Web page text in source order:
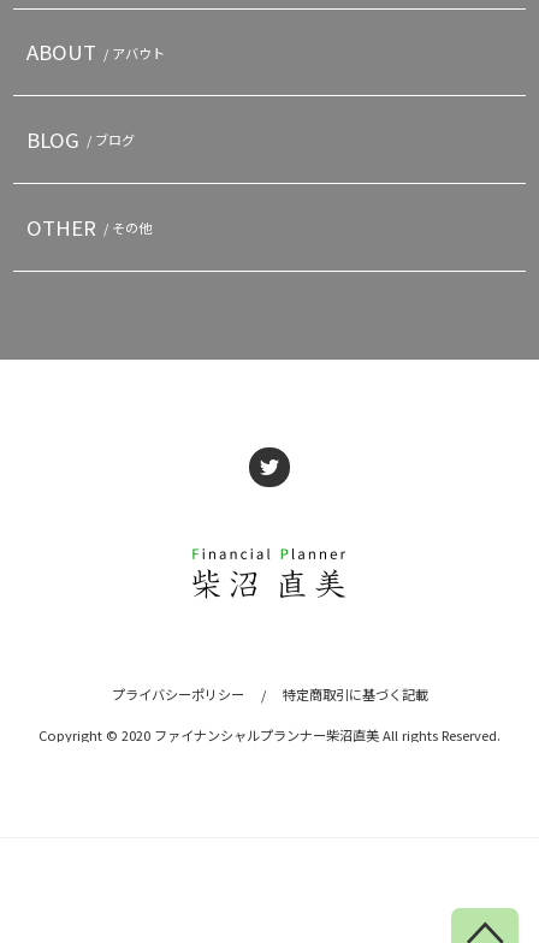
ABOUT / アバウト
BLOG / ブログ
OTHER / その他
プライバシーポリシー / 特定商取引に基づく記載
Copyright © 2020 ファイナンシャルプランナー柴沼直美 All rights Reserved.